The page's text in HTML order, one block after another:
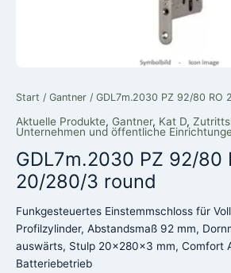
Start / Gantner / GDL7m.2030 PZ 92/80 RO
Aktuelle Produkte, Gantner, Kat D,
Unternehmen und öffentliche
GDL7m.2030 PZ 92/80
20/280/3 round
Funkgesteuertes Einstemmschloss für
Profilzylinder, Abstandsmaß 92 mm,
auswärts, Stulp 20x280x3 mm, Comfort
Batteriebetrieb